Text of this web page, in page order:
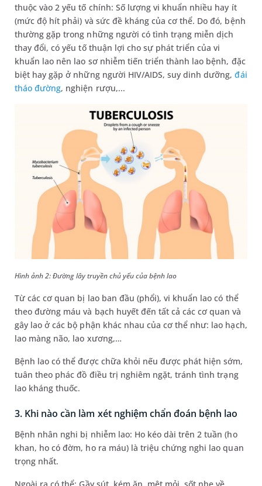
thuộc vào 2 yếu tố chính: Số lượng vi khuẩn nhiều hay ít
(mức độ hít phải) và sức đề kháng của cơ thể. Do đó, bệnh
thường gặp trong những người có tình trạng miễn dịch
thay đổi, có yếu tố thuận lợi cho sự phát triển của vi
khuẩn lao nên lao sơ nhiễm tiến triển thành lao bệnh, đặc
biệt hay gặp ở những người HIV/AIDS, suy dinh dưỡng,đái
tháo đường, nghiện rượu,...
Hình ảnh 2: Đường lây truyền chủ yếu của bệnh lao
Từ các cơ quan bị lao ban đầu (phổi), vi khuẩn lao có thể
theo đường máu và bạch huyết đến tất cả các cơ quan và
gây lao ở các bộ phận khác nhau của cơ thể như: lao hạch,
lao màng não, lao xương,…
Bệnh lao có thể được chữa khỏi nếu được phát hiện sớm,
tuân theo phác đồ điều trị nghiêm ngặt, tránh tình trạng
lao kháng thuốc.
3. Khi nào cần làm xét nghiệm chẩn đoán bệnh lao
Bệnh nhân nghi bị nhiễm lao: Ho kéo dài trên 2 tuần (ho
khan, ho có đờm, ho ra máu) là triệu chứng nghi lao quan
trọng nhất.